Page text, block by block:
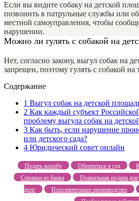
Если вы видите собаку на детской
позвонить в патрульные службы или
местной самоуправления, чтобы
нарушении.
Можно ли гулять с собакой на
Нет, согласно закону, выгул собак на
запрещен, поэтому гулять с собакой на
Содержание
1 Выгул собак на детской
2 Как каждый субъект
проблему выгула собак на
3 Как быть, если нарушение
или детского сада?
4 Юридический совет онлайн
Подать жалобу Обратиться в суд
Справки из банка
Правильная подача
долг
Исполнительное производство